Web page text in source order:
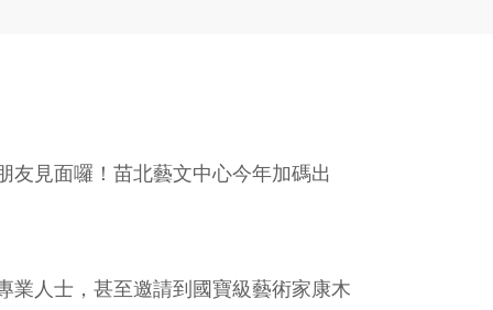
友見面囉！苗北藝文中心今年加碼出
業人士，甚至邀請到國寶級藝術家康木